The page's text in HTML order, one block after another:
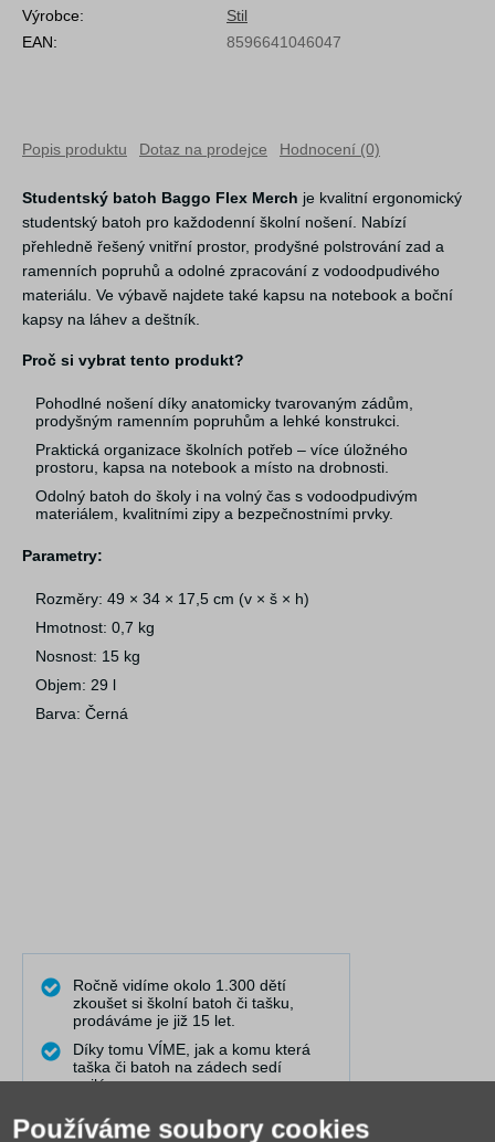
Výrobce:
Stil
EAN:
8596641046047
Popis produktu Dotaz na prodejce Hodnocení (0)
Studentský batoh Baggo Flex Merch je kvalitní ergonomický
studentský batoh pro každodenní školní nošení. Nabízí
přehledně řešený vnitřní prostor, prodyšné polstrování zad a
ramenních popruhů a odolné zpracování z vodoodpudivého
materiálu. Ve výbavě najdete také kapsu na notebook a boční
kapsy na láhev a deštník.
Proč si vybrat tento produkt?
Pohodlné nošení díky anatomicky tvarovaným zádům,
prodyšným ramenním popruhům a lehké konstrukci.
Praktická organizace školních potřeb – více úložného
prostoru, kapsa na notebook a místo na drobnosti.
Odolný batoh do školy i na volný čas s vodoodpudivým
materiálem, kvalitními zipy a bezpečnostními prvky.
Parametry:
Rozměry: 49 × 34 × 17,5 cm (v × š × h)
Hmotnost: 0,7 kg
Nosnost: 15 kg
Objem: 29 l
Barva: Černá
Ročně vidíme okolo 1.300 dětí
zkoušet si školní batoh či tašku,
prodáváme je již 15 let.
Díky tomu VÍME, jak a komu která
taška či batoh na zádech sedí
nejlépe.
Dovedeme Vám dobře poradit i na
dálku.
Používáme soubory cookies